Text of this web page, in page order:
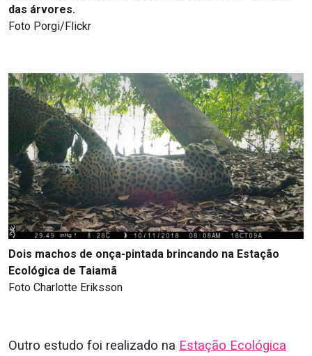
das árvores.
Foto Porgi/Flickr
Dois machos de onça-pintada brincando na Estação
Ecológica de Taiamã
Foto Charlotte Eriksson
Outro estudo foi realizado na Estação Ecológica